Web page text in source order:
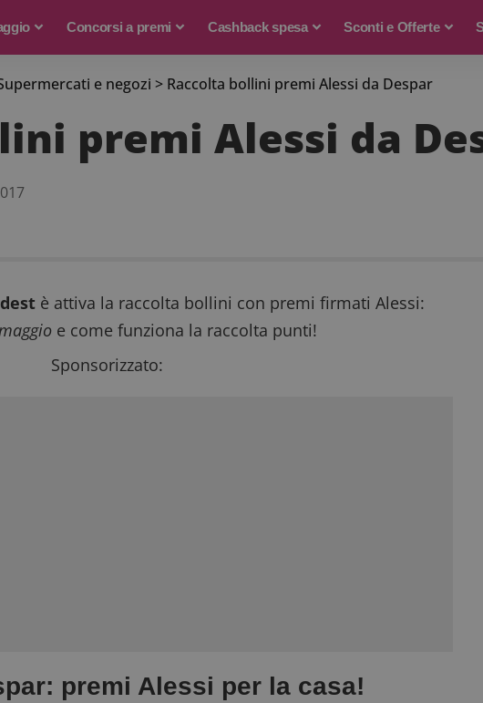
Concorsi a premi Cashback spesa Sconti e Offerte
e negozi > Raccolta bollini premi Alessi da Despar
premi Alessi da
è attiva la raccolta bollini con premi firmati Alessi:
e come funziona la raccolta punti!
Sponsorizzato:
premi Alessi per la casa!